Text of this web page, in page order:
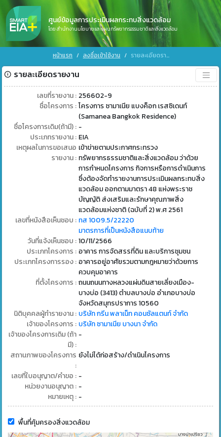
ศูนย์ข้อมูลการประเมินผลกระทบสิ่งแวดล้อม
โดย สำนักงานนโยบายและแผนทรัพยากรธรรมชาติและสิ่งแวดล้อม
หน้าแรก ลงชื่อเข้าใช้งาน รายละเอียดรายงาน
รายละเอียดรายงาน
เลขที่รายงาน : 256602-9
ชื่อโครงการ : โครงการ ซามาเนีย แบงค็อก เรสซิเดนท์
(Samanea Bangkok Residence)
ชื่อโครงการเดิม(ถ้ามี) : -
ประเภทรายงาน : EIA
เหตุผลในการขอเสนอ
รายงาน :
เข้าข่ายตามประกาศกระทรวง
ทรัพยากรธรรมชาติและสิ่งแวดล้อม ว่าด้วย
การกำหนดโครงการ กิจการหรือการดำเนินการ
ซึ่งต้องจัดทำรายงานการประเมินผลกระทบสิ่ง
แวดล้อม ออกตามมาตรา 48 แห่งพระราช
บัญญัติ ส่งเสริมและรักษาคุณภาพสิ่ง
แวดล้อมแห่งชาติ (ฉบับที่ 2) พ.ศ 2561
เลขที่หนังสือเห็นชอบ : ทส 1009.5/22220
มาตรการที่เป็นหนังสือแนบท้าย
วันที่แจ้งเห็นชอบ : 10/11/2566
ประเภทโครงการ : อาคาร การจัดสรรที่ดิน และบริการชุมชน
ประเภทโครงการรอง : อาคารอยู่อาศัยรวมตามกฎหมายว่าด้วยการ
ควบคุมอาคาร
ที่ตั้งโครงการ : ถนนถนนทางหลวงแผ่นดินสายเลี่ยงเมือง-
บางบ่อ (3413) ตำบลบางบ่อ อำเภอบางบ่อ
จังหวัดสมุทรปราการ 10560
นิติบุคคลผู้ทำรายงาน : บริษัท กรีน พลาเน็ท คอนซัลแตนท์ จำกัด
เจ้าของโครงการ : บริษัท ซามาเนีย บางนา จำกัด
เจ้าของโครงการเดิม (ถ้า
มี) :
-
สถานภาพของโครงการ
:
ยังไม่ได้ก่อสร้าง/ดำเนินโครงการ
เลขที่ใบอนุญาต/คำขอ : -
หน่วยงานอนุญาต : -
หมายเหตุ : -
พื้นที่คุ้มครองสิ่งแวดล้อม